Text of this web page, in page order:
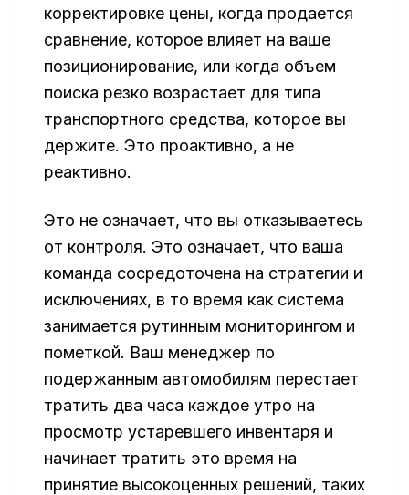
корректировке цены, когда продается
сравнение, которое влияет на ваше
позиционирование, или когда объем
поиска резко возрастает для типа
транспортного средства, которое вы
держите. Это проактивно, а не
реактивно.
Это не означает, что вы отказываетесь
от контроля. Это означает, что ваша
команда сосредоточена на стратегии и
исключениях, в то время как система
занимается рутинным мониторингом и
пометкой. Ваш менеджер по
подержанным автомобилям перестает
тратить два часа каждое утро на
просмотр устаревшего инвентаря и
начинает тратить это время на
принятие высокоценных решений, таких